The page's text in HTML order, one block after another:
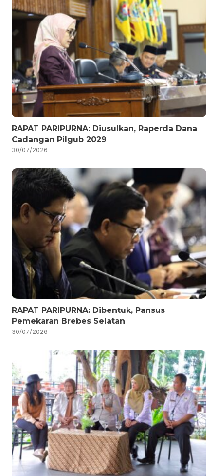
RAPAT PARIPURNA: Diusulkan, Raperda Dana
Cadangan Pilgub 2029
30/07/2026
RAPAT PARIPURNA: Dibentuk, Pansus
Pemekaran Brebes Selatan
30/07/2026